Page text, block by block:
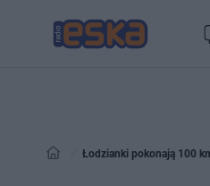
Łodzianki pokonają 100